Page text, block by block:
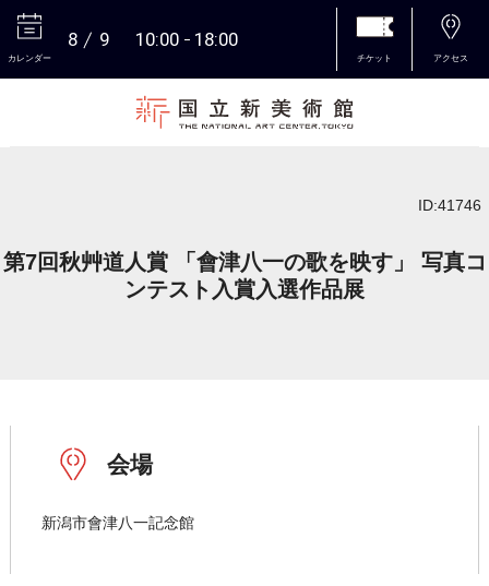
カレンダー
8 9 10:00 18:00
チケット アクセス
ID:41746
第7回秋艸道人賞 「會津八一の歌を映す」 写真コ
ンテスト入賞入選作品展
会場
新潟市會津八一記念館